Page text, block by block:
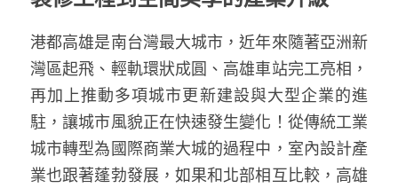
港都高雄是南台灣最大城市，近年來隨著亞洲新
灣區起飛、輕軌環狀成圓、高雄車站完工亮相，
再加上推動多項城市更新建設與大型企業的進
駐，讓城市風貌正在快速發生變化！從傳統工業
城市轉型為國際商業大城的過程中，室內設計產
業也跟著蓬勃發展，如果和北部相互比較，高雄